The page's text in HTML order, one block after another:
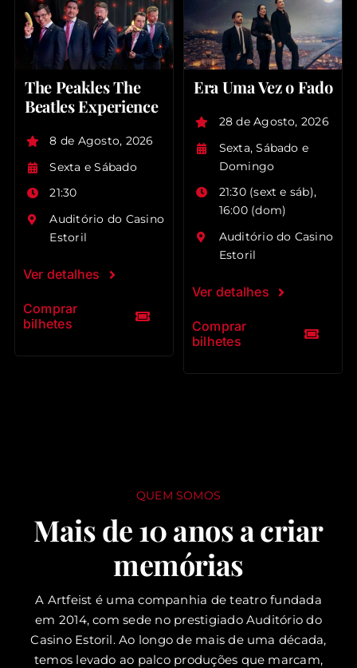
The Peakles The
Beatles Experience
8 de Agosto, 2026
Sexta e Sábado
21:30
Auditório do Casino
Estoril
Ver detalhes
Comprar
bilhetes
Era Uma Vez o Fado
28 de Agosto, 2026
Sexta, Sábado e
Domingo
21:30 (sext e sáb),
16:00 (dom)
Auditório do Casino
Estoril
Ver detalhes
Comprar
bilhetes
QUEM SOMOS
Mais de 10 anos a criar
memórias
A Artfeist é uma companhia de teatro fundada
em 2014, com sede no prestigiado Auditório do
Casino Estoril. Ao longo de mais de uma década,
temos levado ao palco produções que marcam,